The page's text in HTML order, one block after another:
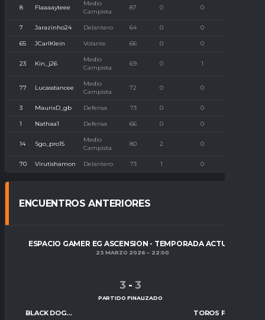
8 Flaaaayteee
Medio
Campista
87 0 0
7 Jarazinho24 Delantero 64 0 0
65 JCarlKlein Volante 66 0 0
23 Kin_j26
Medio
Campista
69 0 1
77 Lucasstancee
Medio
Campista
72 0 0
3 MaurixD_gb Defensa 73 0 0
1 Nathaa1 Defensa 66 0 0
14 Sgo_pro15
Medio
Campista
80 2 0
70 Virutishamon Delantero 73 1 0
ENCUENTROS ANTERIORES
ESPACIO GAMER EG ASCENSION - TEMPORADA ACTUAL
23 MARZO 2026 22:00
BLACK DOGS FC TOROS FC
3 - 3
PARTIDO FINALIZADO